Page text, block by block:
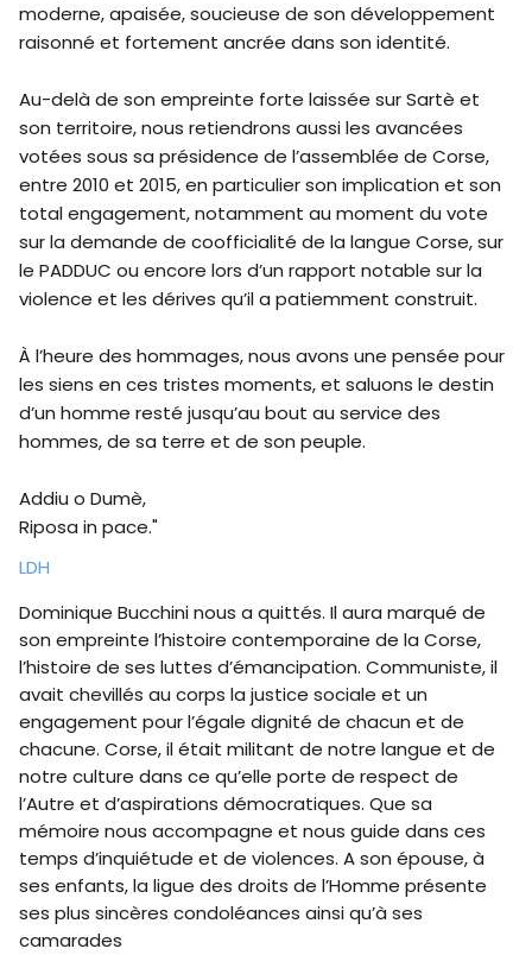
moderne, apaisée, soucieuse de son développement
raisonné et fortement ancrée dans son identité.
Au-delà de son empreinte forte laissée sur Sartè et
son territoire, nous retiendrons aussi les avancées
votées sous sa présidence de l’assemblée de Corse,
entre 2010 et 2015, en particulier son implication et son
total engagement, notamment au moment du vote
sur la demande de coofficialité de la langue Corse, sur
le PADDUC ou encore lors d’un rapport notable sur la
violence et les dérives qu’il a patiemment construit.
À l’heure des hommages, nous avons une pensée pour
les siens en ces tristes moments, et saluons le destin
d’un homme resté jusqu’au bout au service des
hommes, de sa terre et de son peuple.
Addiu o Dumè,
Riposa in pace."
LDH
Dominique Bucchini nous a quittés. Il aura marqué de
son empreinte l’histoire contemporaine de la Corse,
l’histoire de ses luttes d’émancipation. Communiste, il
avait chevillés au corps la justice sociale et un
engagement pour l’égale dignité de chacun et de
chacune. Corse, il était militant de notre langue et de
notre culture dans ce qu’elle porte de respect de
l’Autre et d’aspirations démocratiques. Que sa
mémoire nous accompagne et nous guide dans ces
temps d’inquiétude et de violences. A son épouse, à
ses enfants, la ligue des droits de l’Homme présente
ses plus sincères condoléances ainsi qu’à ses
camarades